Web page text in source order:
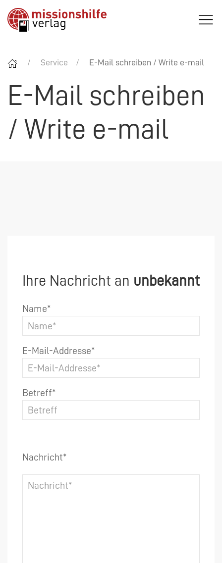
Service E-Mail schreiben / Write e-mail
E-Mail schreiben
/ Write e-mail
Ihre Nachricht an unbekannt
Name*
E-Mail-Addresse*
Betreff*
Nachricht*